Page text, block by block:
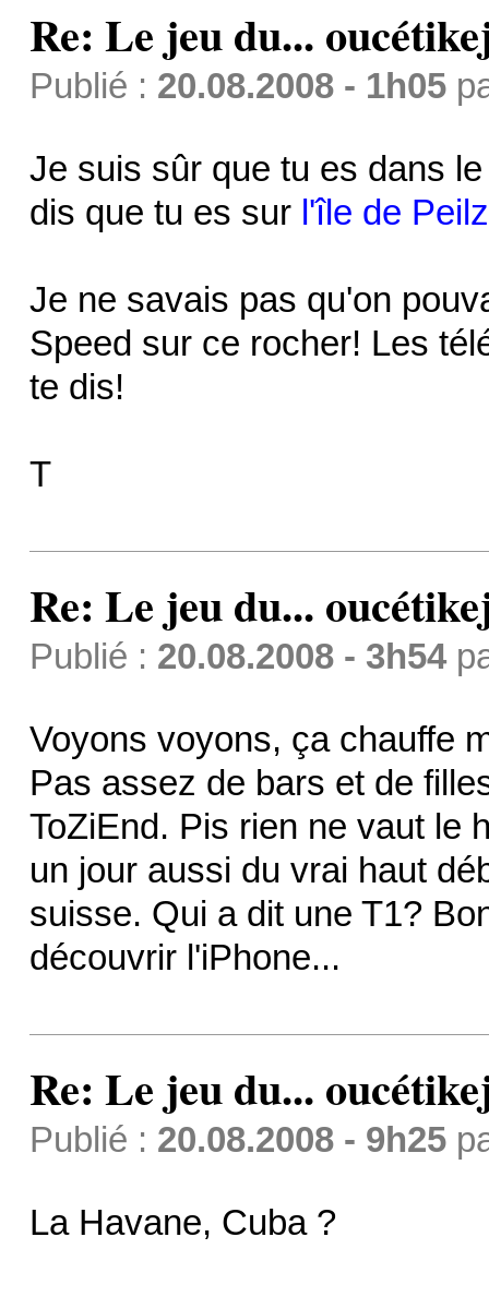
Re: Le jeu du...
Publié : 20.08.2008 - 1h05
Je suis sûr que tu es dans
dis que tu es sur l'île de Peilz
Je ne savais pas qu'on
Speed sur ce rocher! Les
te dis!
T
Re: Le jeu du...
Publié : 20.08.2008 - 3h54
Voyons voyons, ça chauffe
Pas assez de bars et de
ToZiEnd. Pis rien ne vaut le
un jour aussi du vrai haut
suisse. Qui a dit une T1?
découvrir l'iPhone...
Re: Le jeu du...
Publié : 20.08.2008 - 9h25
La Havane, Cuba ?